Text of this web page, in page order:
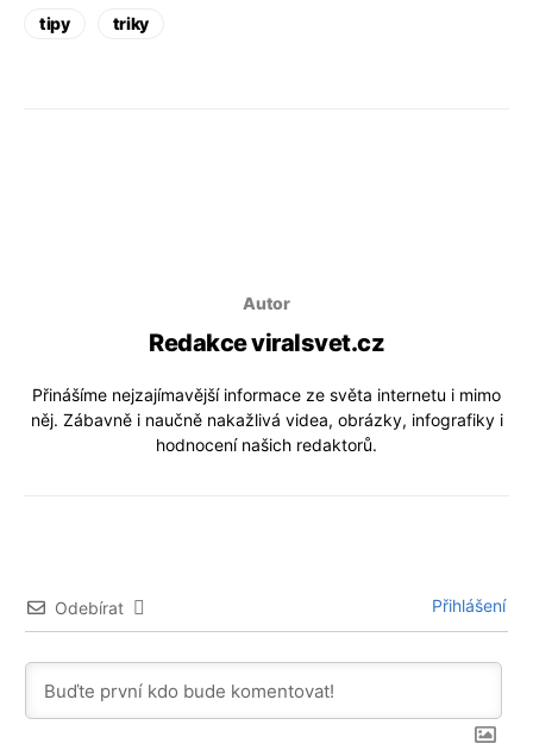
tipy triky
Autor
Redakce viralsvet.cz
Přinášíme nejzajímavější informace ze světa internetu i mimo
něj. Zábavně i naučně nakažlivá videa, obrázky, infografiky i
hodnocení našich redaktorů.
Odebírat Přihlášení